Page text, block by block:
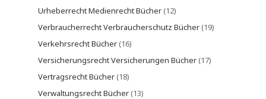
Urheberrecht Medienrecht Bücher(12)
Verbraucherrecht Verbraucherschutz Bücher(19)
Verkehrsrecht Bücher(16)
Versicherungsrecht Versicherungen Bücher(17)
Vertragsrecht Bücher(18)
Verwaltungsrecht Bücher(13)